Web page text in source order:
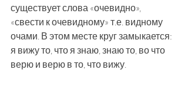
существует слова «очевидно»,
«свести к очевидному» т.е. видному
очами. В этом месте круг замыкается:
я вижу то, что я знаю, знаю то, во что
верю и верю в то, что вижу.